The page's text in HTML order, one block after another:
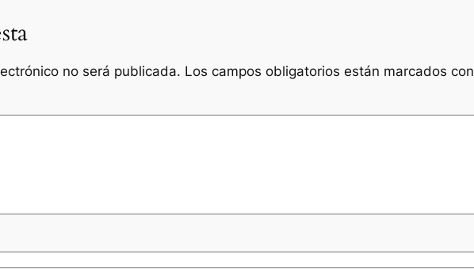
no será publicada. Los campos obligatorios están marcados con